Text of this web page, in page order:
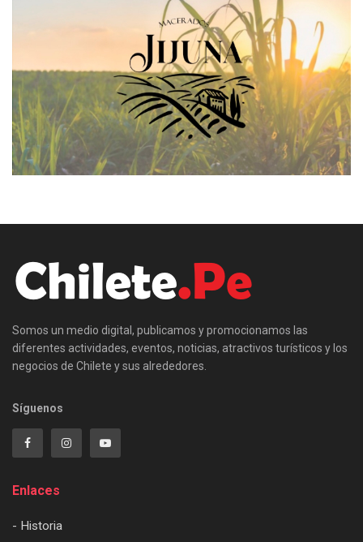
Somos un medio digital, publicamos y promocionamos las
diferentes actividades, eventos, noticias, atractivos turísticos y los
negocios de Chilete y sus alrededores.
Síguenos
Enlaces
- Historia